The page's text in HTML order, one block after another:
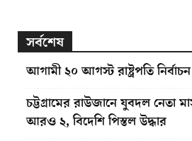
সর্বশেষ
আগামী ২০ আগস্ট রাষ্ট্রপতি নির্বাচন
চট্টগ্রামের রাউজানে যুবদল নেতা
আরও ২, বিদেশি পিস্তল উদ্ধার